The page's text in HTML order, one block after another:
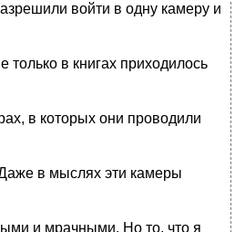
войти в одну камеру и
только в книгах приходилось
в которых они проводили
в мыслях эти камеры
и мрачными. Но то, что я